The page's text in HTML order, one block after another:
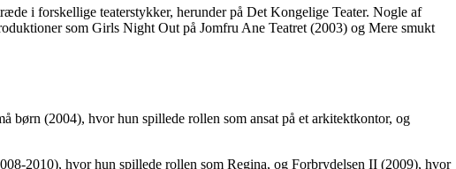
i forskellige teaterstykker, herunder på Det Kongelige Teater. Nogle af
som Girls Night Out på Jomfru Ane Teatret (2003) og Mere smukt
børn (2004), hvor hun spillede rollen som ansat på et arkitektkontor, og
2010), hvor hun spillede rollen som Regina, og Forbrydelsen II (2009), hvor